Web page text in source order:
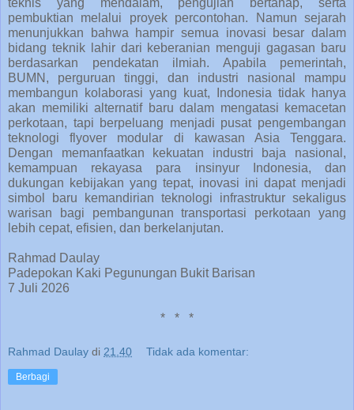
teknis yang mendalam, pengujian bertahap, serta
pembuktian melalui proyek percontohan. Namun sejarah
menunjukkan bahwa hampir semua inovasi besar dalam
bidang teknik lahir dari keberanian menguji gagasan baru
berdasarkan pendekatan ilmiah. Apabila pemerintah,
BUMN, perguruan tinggi, dan industri nasional mampu
membangun kolaborasi yang kuat, Indonesia tidak hanya
akan memiliki alternatif baru dalam mengatasi kemacetan
perkotaan, tapi berpeluang menjadi pusat pengembangan
teknologi flyover modular di kawasan Asia Tenggara.
Dengan memanfaatkan kekuatan industri baja nasional,
kemampuan rekayasa para insinyur Indonesia, dan
dukungan kebijakan yang tepat, inovasi ini dapat menjadi
simbol baru kemandirian teknologi infrastruktur sekaligus
warisan bagi pembangunan transportasi perkotaan yang
lebih cepat, efisien, dan berkelanjutan.
Rahmad Daulay
Padepokan Kaki Pegunungan Bukit Barisan
7 Juli 2026
* * *
Rahmad Daulay di 21.40 Tidak ada komentar:
Berbagi